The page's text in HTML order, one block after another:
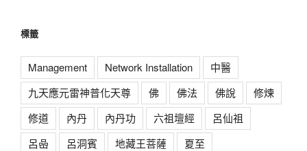
標籤
Management Network Installation
中醫
九天應元雷神普化天尊
佛 佛法 佛說
修煉
修道
內丹 內丹功 六祖壇經
呂仙祖
呂喦
呂洞賓 地藏王菩薩 夏至